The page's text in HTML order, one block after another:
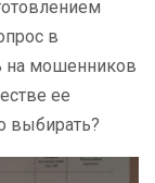
в
на мошенников
ее
выбирать?